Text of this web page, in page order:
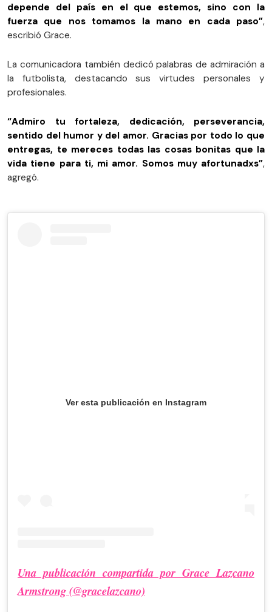
depende del país en el que estemos, sino con la
fuerza que nos tomamos la mano en cada paso”,
escribió Grace.
La comunicadora también dedicó palabras de admiración a
la futbolista, destacando sus virtudes personales y
profesionales.
“Admiro tu fortaleza, dedicación, perseverancia,
sentido del humor y del amor. Gracias por todo lo que
entregas, te mereces todas las cosas bonitas que la
vida tiene para ti, mi amor. Somos muy afortunadxs”,
agregó.
Ver esta publicación en Instagram
Una publicación compartida por Grace Lazcano
Armstrong (@gracelazcano)